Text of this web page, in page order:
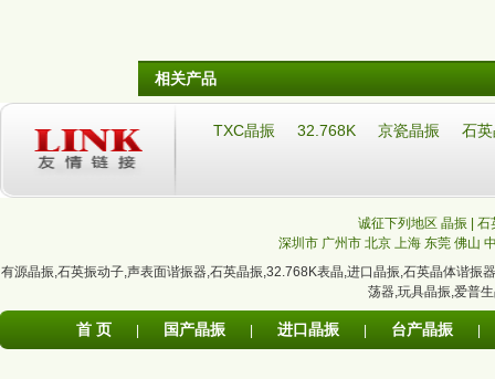
相关产品
TXC晶振 32.768K 京瓷晶振 石
诚征下列地区 晶振 |
深圳市 广州市 北京 上海 东莞 佛山
有源晶振,石英振动子,声表面谐振器,石英晶振,32.768K表晶,进口晶振,石英晶体谐振器
荡器,玩具晶振,爱普
首 页 国产晶振 进口晶振 台产晶振